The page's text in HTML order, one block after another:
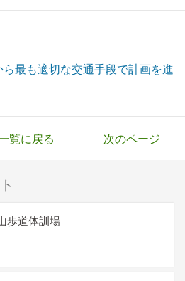
最も適切な交通手段で計画を進
覧に戻る 次のページ
歩道体訓場